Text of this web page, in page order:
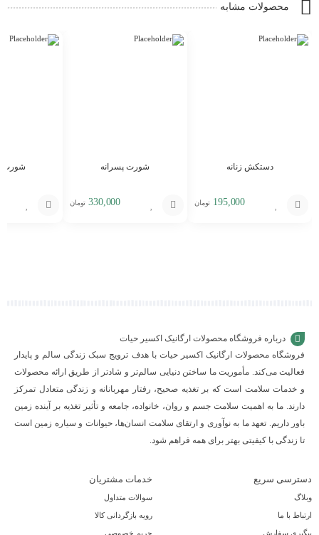
محصولات مشابه
دستکش زنانه
195,000 تومان
شورت پسرانه
330,000 تومان
شورت
درباره فروشگاه محصولات ارگانیک اکسیر حیات
فروشگاه محصولات ارگانیک اکسیر حیات با هدف ترویج سبک زندگی سالم و پایدار
فعالیت می‌کند. مأموریت ما ساختن دنیایی سالم‌تر و شادتر از طریق ارائه محصولات
و خدمات سلامت است که بر تغذیه صحیح، رفتار مهربانانه و زندگی متعادل تمرکز
دارند. ما به اهمیت سلامت جسم و روان، خانواده، جامعه و تأثیر تغذیه بر آینده زمین
باور داریم. تعهد ما به نوآوری و ارتقای سلامت انسان‌ها، حیوانات و سیاره زمین است
تا زندگی با کیفیتی بهتر برای همه فراهم شود.
دسترسی سریع
وبلاگ
ارتباط با ما
پیگیری سفارش
خدمات مشتریان
سوالات متداول
رویه بازگردانی کالا
حریم خصوصی